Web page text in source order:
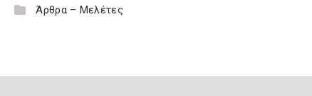
Άρθρα – Μελέτες